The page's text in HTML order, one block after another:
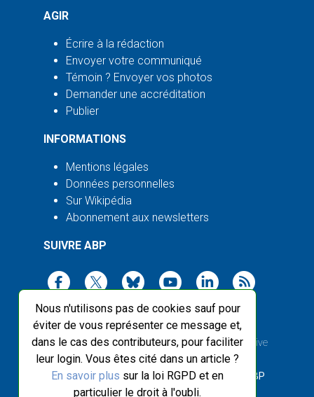
Nous n'utilisons pas de cookies sauf pour
éviter de vous représenter ce message et,
dans le cas des contributeurs, pour faciliter
leur login. Vous êtes cité dans un article ?
En savoir plus sur la loi RGPD et en
particulier le droit à l'oubli.
AGIR
Écrire à la rédaction
Envoyer votre communiqué
Témoin ? Envoyer vos photos
Demander une accréditation
Publier
INFORMATIONS
Mentions légales
Données personnelles
Sur Wikipédia
Abonnement aux newsletters
SUIVRE ABP
2003-2026 ©Agence Bretagne Presse, sauf Creative
Commons
Front-end design :Breizhek Studio , Back-end : ABP